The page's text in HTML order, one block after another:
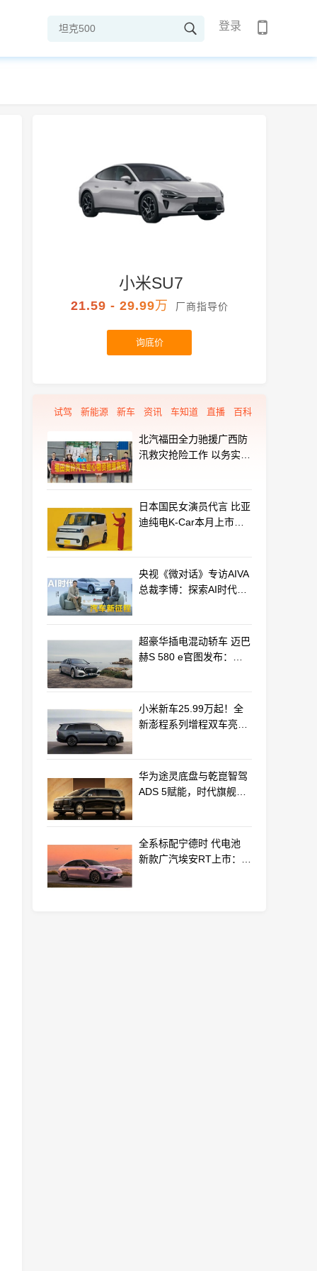
登录
小米SU7
21.59 - 29.99万 厂商指导价
询底价
试驾 新能源 新车 资讯 车知道 直播 百科
北汽福田全力驰援广西防
汛救灾抢险工作 以务实行
日本国民女演员代言 比亚
迪纯电K-Car本月上市：
央视《微对话》专访AIVA
总裁李博：探索AI时代汽
超豪华插电混动轿车 迈巴
赫S 580 e官图发布：老
小米新车25.99万起！全
新澎程系列增程双车亮相
华为途灵底盘与乾崑智驾
ADS 5赋能，时代旗舰
全系标配宁德时 代电池
新款广汽埃安RT上市：